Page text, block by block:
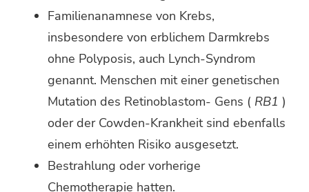
Familienanamnese von Krebs,
insbesondere von erblichem Darmkrebs
ohne Polyposis, auch Lynch-Syndrom
genannt. Menschen mit einer genetischen
Mutation des Retinoblastom- Gens ( RB1 )
oder der Cowden-Krankheit sind ebenfalls
einem erhöhten Risiko ausgesetzt.
Bestrahlung oder vorherige
Chemotherapie hatten.